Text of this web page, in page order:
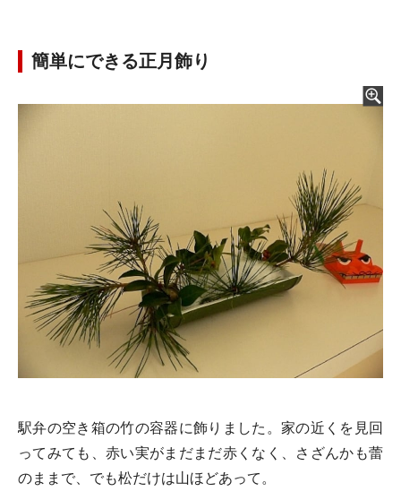
簡単にできる正月飾り
駅弁の空き箱の竹の容器に飾りました。家の近くを見回
ってみても、赤い実がまだまだ赤くなく、さざんかも蕾
のままで、でも松だけは山ほどあって。